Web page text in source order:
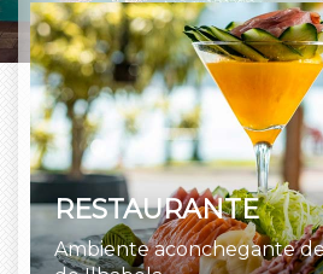
RESTAURANTE
Ambiente aconchegante